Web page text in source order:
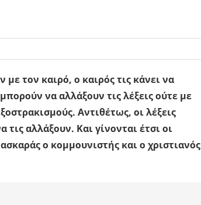
τον καιρό, ο καιρός τις κάνει να
να αλλάξουν τις λέξεις ούτε με
Αντιθέτως, οι λέξεις
αλλάξουν. Και γίνονται έτσι οι
ο κομμουνιστής και ο χριστιανός